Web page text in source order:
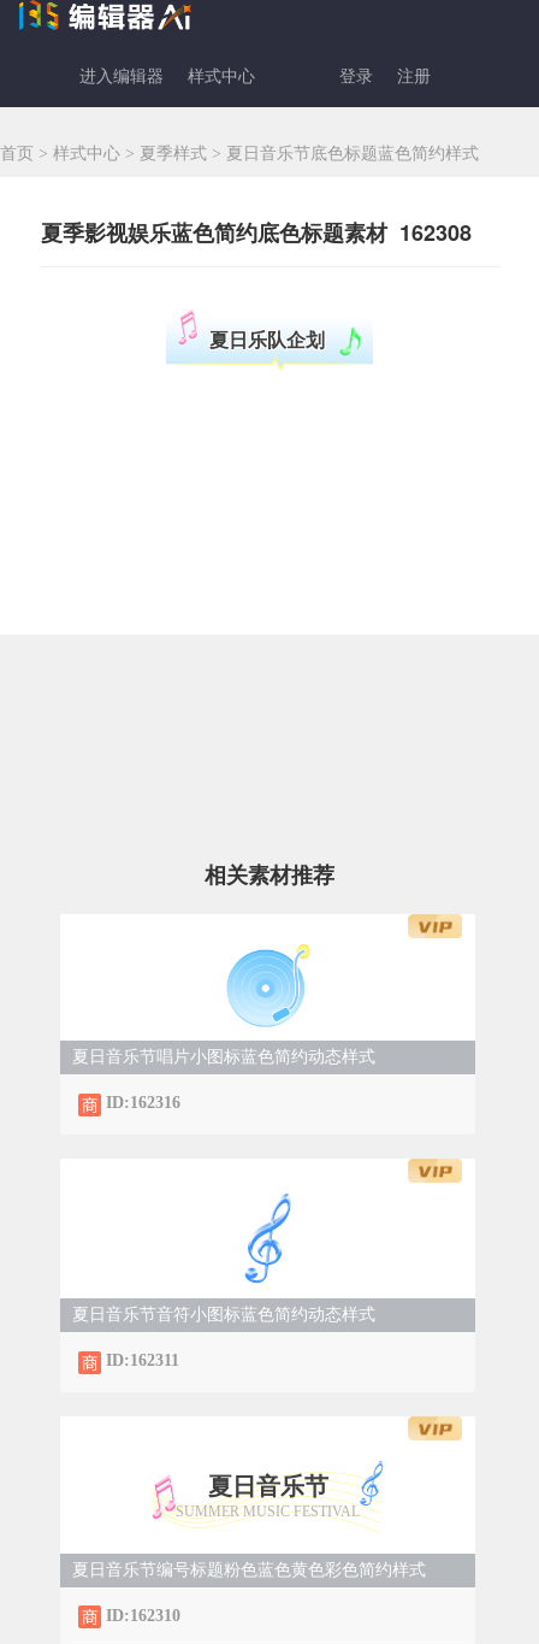
进入编辑器 样式中心 登录 注册
首页 > 样式中心 > 夏季样式 > 夏日音乐节底色标题蓝色简约样式
夏季影视娱乐蓝色简约底色标题素材 162308
夏日乐队企划
相关素材推荐
夏日音乐节唱片小图标蓝色简约动态样式
ID:162316
夏日音乐节音符小图标蓝色简约动态样式
ID:162311
夏日音乐节
SUMMER MUSIC FESTIVAL
夏日音乐节编号标题粉色蓝色黄色彩色简约样式
ID:162310